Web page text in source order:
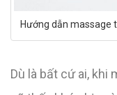
Hướng dẫn massage
Dù là bất cứ ai, khi